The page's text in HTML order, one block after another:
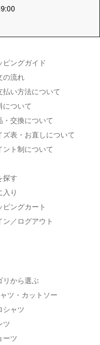
ピングガイド
の流れ
払い方法について
について
・交換について
ズ表・お直しについて
ント制について
探す
入り
ピングカート
ン／ログアウト
リから選ぶ
ツ・カットソー
シャツ
ツ
ーツ